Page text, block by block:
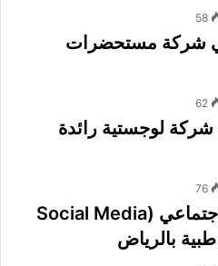
58
شركة مستحضرات
62
لوجستية رائدة
76
وظيفة أخصائي تواصل اجتماعي (Social Media